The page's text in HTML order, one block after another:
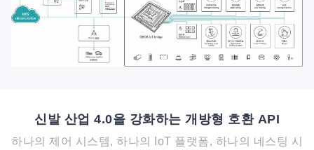
신발 산업 4.0을 강화하는 개방형 호환 API
하나의 제어 시스템, 하나의 IoT 플랫폼, 하나의 네스팅 시